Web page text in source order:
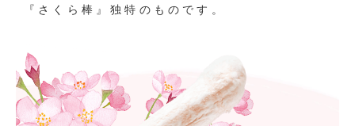
『さくら棒』独特のものです。